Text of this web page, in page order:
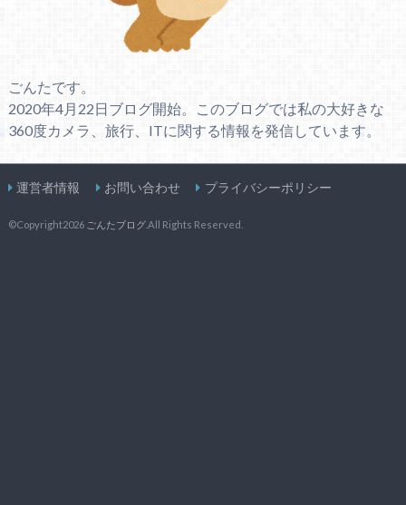
ごんたです。
2020年4月22日ブログ開始。このブログでは私の大好きな
360度カメラ、旅行、ITに関する情報を発信しています。
運営者情報 お問い合わせ プライバシーポリシー
©Copyright2026 ごんたブログ.All Rights Reserved.